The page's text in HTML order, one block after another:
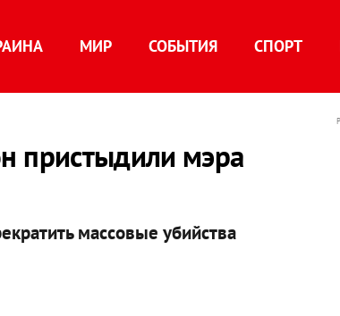
МИР СОБЫТИЯ СПОРТ
пристыдили мэра
массовые убийства